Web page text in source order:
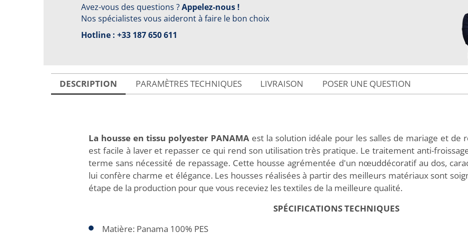
Avez-vous des questions ?Appelez-nous !
Nos spécialistes vous aideront à faire le bon choix
Hotline : +33 187 650 611
DESCRIPTION PARAMÈTRES TECHNIQUES LIVRAISON POSER UNE QUESTION
La housse en tissu polyester PANAMA est la solution idéale pour les salles de mariage et de
est facile à laver et repasser ce qui rend son utilisation très pratique. Le traitement anti-
terme sans nécessité de repassage. Cette housse agrémentée d'un nœuddécoratif au dos,
lui confère charme et élégance. Les housses réalisées à partir des meilleurs matériaux sont
étape de la production pour que vous receviez les textiles de la meilleure qualité.
SPÉCIFICATIONS TECHNIQUES
Matière: Panama 100% PES